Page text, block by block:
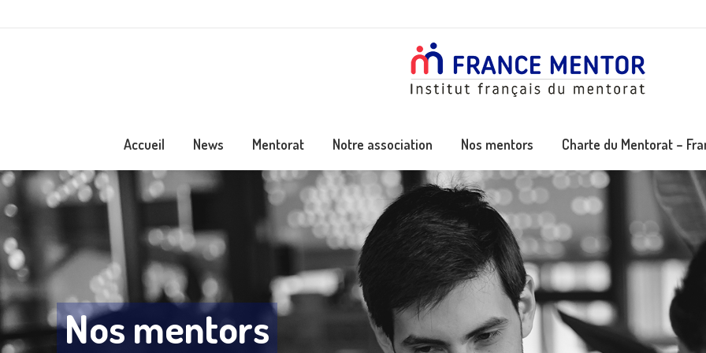
Accueil News Mentorat Notre association Nos mentors Charte du Mentorat –
Nos mentors